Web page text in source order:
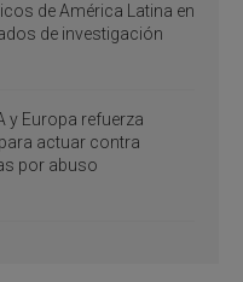
de América Latina en
de investigación
y Europa refuerza
actuar contra
por abuso